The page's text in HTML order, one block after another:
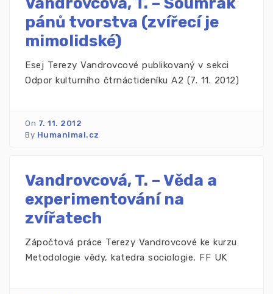
pánů tvorstva (zvířecí je
mimolidské)
Esej Terezy Vandrovcové publikovaný v sekci
Odpor kulturního čtrnáctideníku A2 (7. 11. 2012)
On 7. 11. 2012
By Humanimal.cz
Vandrovcová, T. – Věda a
experimentování na
zvířatech
Zápočtová práce Terezy Vandrovcové ke kurzu
Metodologie vědy, katedra sociologie, FF UK